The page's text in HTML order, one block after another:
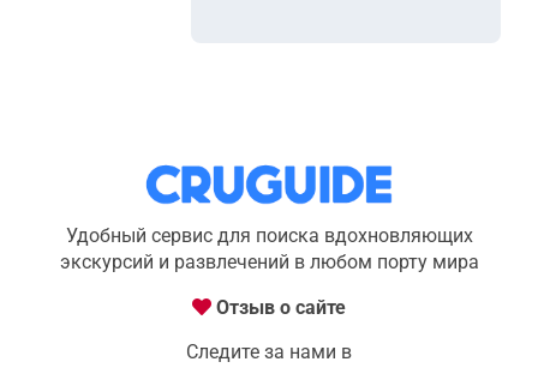
Удобный сервис для поиска вдохновляющих
экскурсий и развлечений в любом порту мира
Отзыв о сайте
Следите за нами в